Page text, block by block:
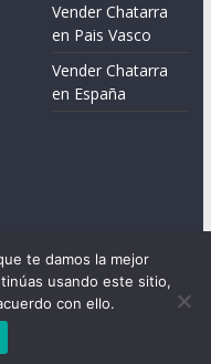
Vender Chatarra
en Pais Vasco
Vender Chatarra
en España
conWordPress
te damos la mejor
usando este sitio,
con ello.